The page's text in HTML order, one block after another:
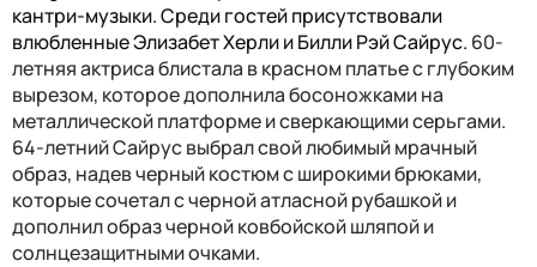
кантри-музыки. Среди гостей присутствовали
влюбленные Элизабет Херли и Билли Рэй Сайрус. 60-
летняя актриса блистала в красном платье с глубоким
вырезом, которое дополнила босоножками на
металлической платформе и сверкающими серьгами.
64-летний Сайрус выбрал свой любимый мрачный
образ, надев черный костюм с широкими брюками,
которые сочетал с черной атласной рубашкой и
дополнил образ черной ковбойской шляпой и
солнцезащитными очками.